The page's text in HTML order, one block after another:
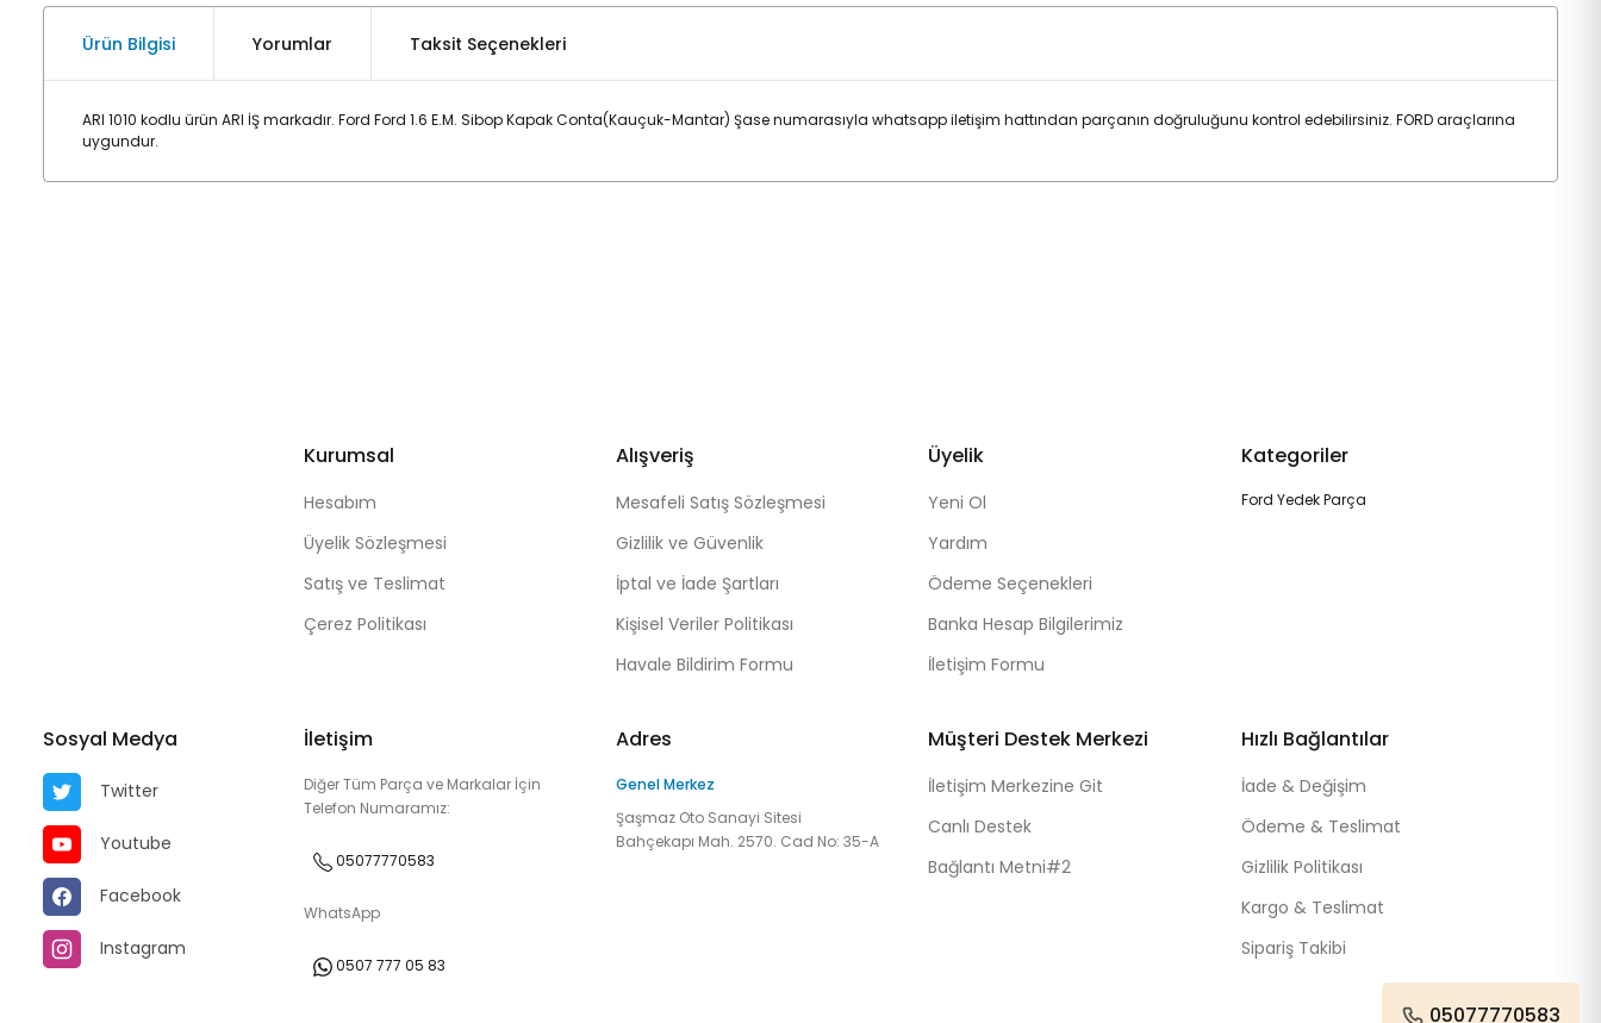
Ürün Bilgisi Yorumlar Taksit Seçenekleri
ARI 1010 kodlu ürün ARI İŞ markadır. Ford Ford 1.6 E.M. Sibop Kapak Conta(Kauçuk-Mantar) Şase numarasıyla whatsapp iletişim hattından parçanın doğruluğunu kontrol edebilirsiniz. FORD araçlarına
uygundur.
Kurumsal
Hesabım
Üyelik Sözleşmesi
Satış ve Teslimat
Çerez Politikası
Alışveriş
Mesafeli Satış Sözleşmesi
Gizlilik ve Güvenlik
İptal ve İade Şartları
Kişisel Veriler Politikası
Havale Bildirim Formu
Üyelik
Yeni Ol
Yardım
Ödeme Seçenekleri
Banka Hesap Bilgilerimiz
İletişim Formu
Kategoriler
Ford Yedek Parça
Sosyal Medya
Twitter
Youtube
Facebook
Instagram
İletişim
Diğer Tüm Parça ve Markalar İçin
Telefon Numaramız:
05077770583
WhatsApp
0507 777 05 83
Adres
Genel Merkez
Şaşmaz Oto Sanayi Sitesi
Bahçekapı Mah. 2570. Cad No: 35-A
Müşteri Destek Merkezi
İletişim Merkezine Git
Canlı Destek
Bağlantı Metni#2
Hızlı Bağlantılar
İade & Değişim
Ödeme & Teslimat
Gizlilik Politikası
Kargo & Teslimat
Sipariş Takibi
05077770583